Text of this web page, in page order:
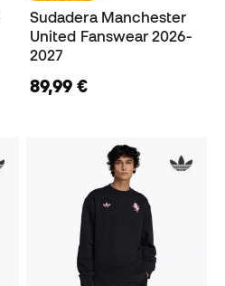
Sudadera Manchester
United Fanswear 2026-
2027
89,99 €